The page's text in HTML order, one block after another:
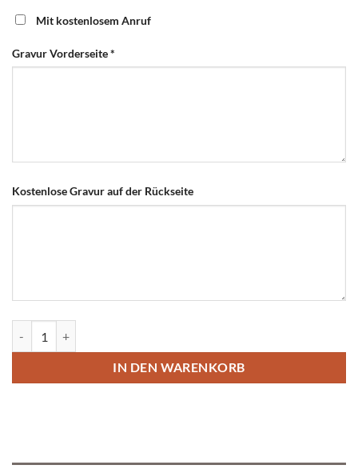
Mit kostenlosem Anruf
Gravur Vorderseite*
Kostenlose Gravur auf der Rückseite
IN DEN WARENKORB